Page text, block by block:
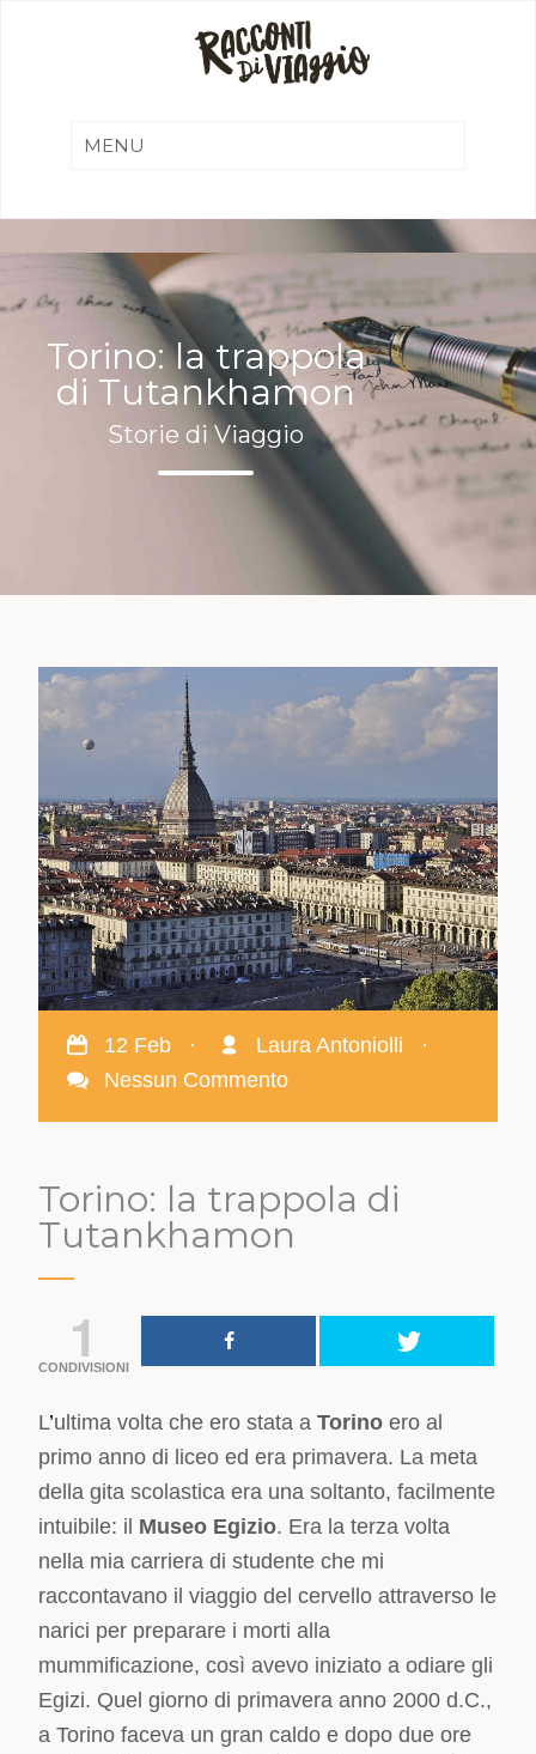
Torino: la trappola
di Tutankhamon
Storie di Viaggio
12 Feb · Laura Antoniolli
·
Nessun Commento
Torino: la trappola di
Tutankhamon
1
CONDIVISIONI
L’ultima volta che ero stata aTorino ero al
primo anno di liceo ed era primavera. La meta
della gita scolastica era una soltanto, facilmente
intuibile: il Museo Egizio. Era la terza volta
nella mia carriera di studente che mi
raccontavano il viaggio del cervello attraverso le
narici per preparare i morti alla
mummificazione, così avevo iniziato a odiare gli
Egizi. Quel giorno di primavera anno 2000 d.C.,
a Torino faceva un gran caldo e dopo due ore